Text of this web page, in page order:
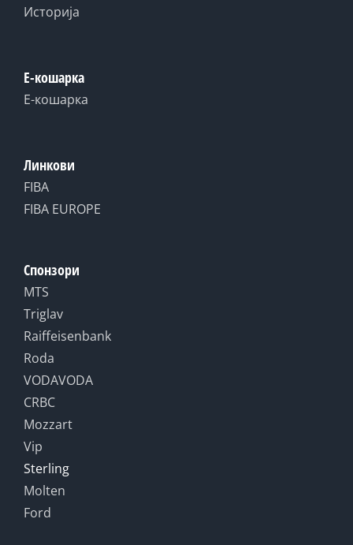
Историја
Е-кошарка
Е-кошарка
Линкови
FIBA
FIBA EUROPE
Спонзори
MTS
Triglav
Raiffeisenbank
Roda
VODAVODA
CRBC
Mozzart
Vip
Sterling
Molten
Ford